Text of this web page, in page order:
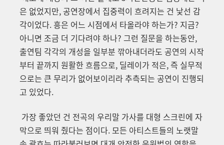
은 없었지만, 공연장에서 집중력이 흐려지는 건 낯선 감
각이었다. 흥은 어느 시점에서 타올라야 하는가? 지금?
아니면 조금 더 기다려야 하나? 그런 질문을 하는동안,
출연팀 각각의 개성을 일부분 깎아내더라도 공연의 시작
부터 끝까지 원활한 흐름으로, 딜레이가 적은, 즉 실무적
으로는 큰 무리가 없어보이리라 추측되는 공연이 진행되
고 있었다.
가장 좋았던 건 전곡의 우리말 가사를 대형 스크린에 자
막으로 띄워 줬다는 점이다. 모든 아티스트들의 노랫말